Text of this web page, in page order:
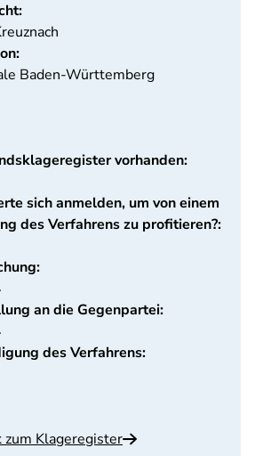
Baden-Württemberg
vorhanden:
sich anmelden, um von einem
des Verfahrens zu profitieren?:
an die Gegenpartei:
des Verfahrens:
zum Klageregister